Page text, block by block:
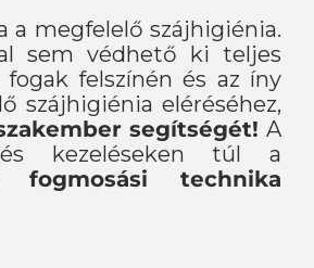
a megfelelő szájhigiénia.
sem védhető ki teljes
felszínén és az íny
szájhigiénia eléréséhez,
segítségét! A
kezeléseken túl a
fogmosási technika